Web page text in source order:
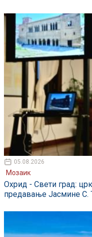
05.08.2026
Мозаик
Охрид - Свети град:
предавање Јасмине